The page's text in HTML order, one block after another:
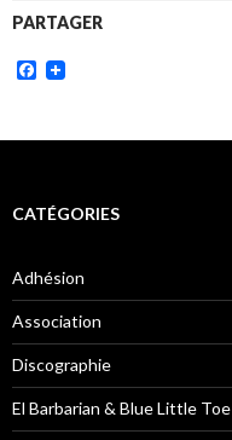
PARTAGER
Facebook
CATÉGORIES
Adhésion
Association
Discographie
El Barbarian & Blue Little Toe